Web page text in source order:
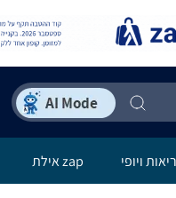
ויופי zap אילת